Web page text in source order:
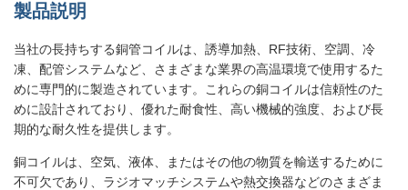
製品説明
当社の長持ちする銅管コイルは、誘導加熱、RF技術、空調、冷
凍、配管システムなど、さまざまな業界の高温環境で使用するた
めに専門的に製造されています。これらの銅コイルは信頼性のた
めに設計されており、優れた耐食性、高い機械的強度、および長
期的な耐久性を提供します。
銅コイルは、空気、液体、またはその他の物質を輸送するために
不可欠であり、ラジオマッチシステムや熱交換器などのさまざま